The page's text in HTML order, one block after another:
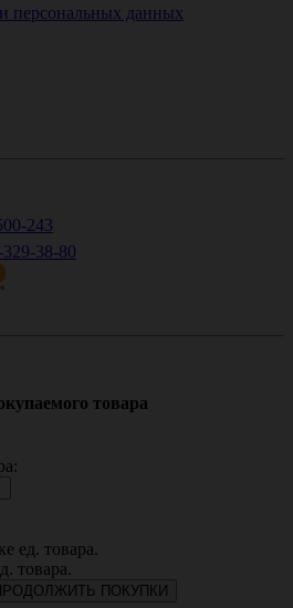
персональных данных
243
38-80
товара
ед. товара.
товара.
ПОКУПКИ